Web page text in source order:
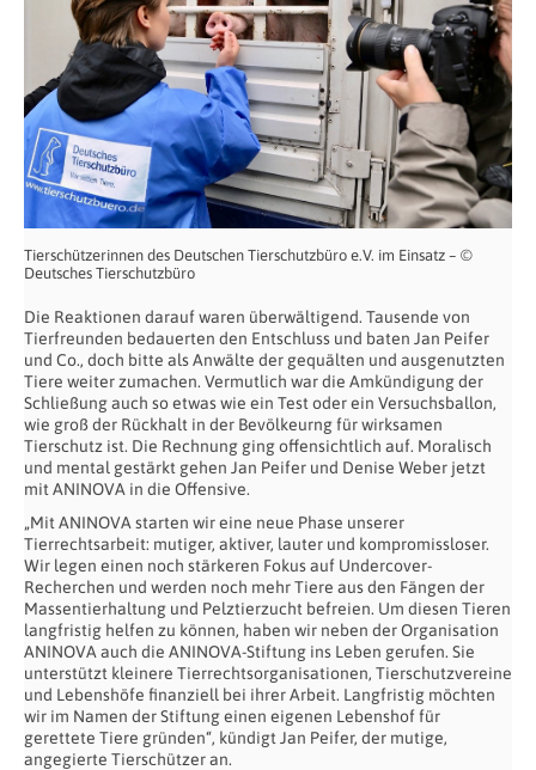
Tierschützerinnen des Deutschen Tierschutzbüro e.V. im Einsatz – ©
Deutsches Tierschutzbüro
Die Reaktionen darauf waren überwältigend. Tausende von
Tierfreunden bedauerten den Entschluss und baten Jan Peifer
und Co., doch bitte als Anwälte der gequälten und ausgenutzten
Tiere weiter zumachen. Vermutlich war die Amkündigung der
Schließung auch so etwas wie ein Test oder ein Versuchsballon,
wie groß der Rückhalt in der Bevölkeurng für wirksamen
Tierschutz ist. Die Rechnung ging offensichtlich auf. Moralisch
und mental gestärkt gehen Jan Peifer und Denise Weber jetzt
mit ANINOVA in die Offensive.
„Mit ANINOVA starten wir eine neue Phase unserer
Tierrechtsarbeit: mutiger, aktiver, lauter und kompromissloser.
Wir legen einen noch stärkeren Fokus auf Undercover-
Recherchen und werden noch mehr Tiere aus den Fängen der
Massentierhaltung und Pelztierzucht befreien. Um diesen Tieren
langfristig helfen zu können, haben wir neben der Organisation
ANINOVA auch die ANINOVA-Stiftung ins Leben gerufen. Sie
unterstützt kleinere Tierrechtsorganisationen, Tierschutzvereine
und Lebenshöfe finanziell bei ihrer Arbeit. Langfristig möchten
wir im Namen der Stiftung einen eigenen Lebenshof für
gerettete Tiere gründen“, kündigt Jan Peifer, der mutige,
angegierte Tierschützer an.